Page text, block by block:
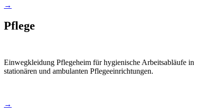
→
Pflege
Einwegkleidung Pflegeheim für hygienische Arbeitsabläufe in
stationären und ambulanten Pflegeeinrichtungen.
→